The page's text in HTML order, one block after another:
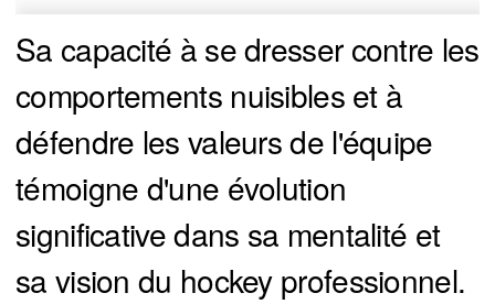
Sa capacité à se dresser contre les
comportements nuisibles et à
défendre les valeurs de l'équipe
témoigne d'une évolution
significative dans sa mentalité et
sa vision du hockey professionnel.